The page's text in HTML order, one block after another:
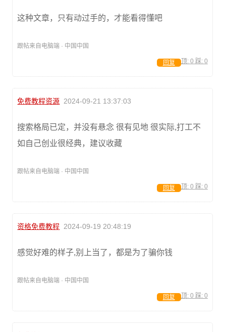
这种文章，只有动过手的，才能看得懂吧
跟帖来自电脑端 · 中国中国
顶: 0 踩: 0
回复
免费教程资源 2024-09-21 13:37:03
搜索格局已定，并没有悬念 很有见地 很实际,打工不
如自己创业很经典，建议收藏
跟帖来自电脑端 · 中国中国
顶: 0 踩: 0
回复
资格免费教程 2024-09-19 20:48:19
感觉好难的样子,别上当了，都是为了骗你钱
跟帖来自电脑端 · 中国中国
顶: 0 踩: 0
回复